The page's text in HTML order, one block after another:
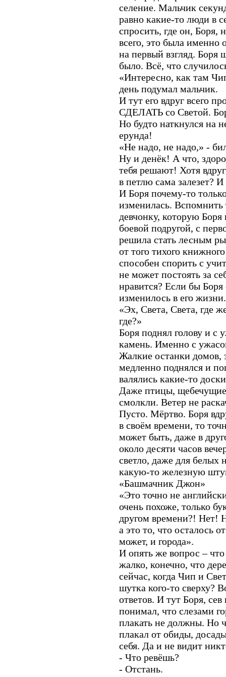
селение. Мальчик
равно какие-то люди в
спросить, где он, Боря,
всего, это была именно
на первый взгляд. Боря
было. Всё, что
«Интересно, как там
день подумал мальчик.
И тут его вдруг всего
СДЕЛАТЬ со Светой.
Но будто наткнулся на
ерунда!
«Не надо, не надо,» -
Ну и денёк! А что,
тебя решают! Хотя
в петлю сама залезет? И
И Боря почему-то
изменилась.
девчонку, которую
боевой подругой, с
решила стать лесным
от того тихого
способен спорить с
не может постоять за
нравится? Если бы
изменилось в его жизни.
«Эх, Света, Света, где
где?»
Боря поднял голову и с
камень. Именно с
Жалкие останки
медленно поднялся и
валялись какие-то
Даже птицы, щебечущие
смолкли. Ветер не
Пусто. Мёртво. Боря
в своём времени, то
может быть, даже в
около десяти часов
светло, даже для белых
какую-то железную
«Башмачник Джон»
«Это точно не
очень похоже, только
другом времени?! Нет!
а это то, что осталось
может, и города».
И опять же вопрос –
жалко, конечно, что
сейчас, когда Чип и
шутка кого-то сверху?
ответов. И тут Боря,
понимал, что слезами
плакать не должны. Но
плакал от обиды,
себя. Да и не видит
- Что ревёшь?
- Отстань.